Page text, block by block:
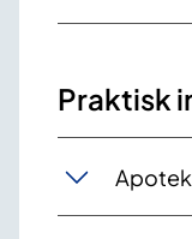
Praktisk